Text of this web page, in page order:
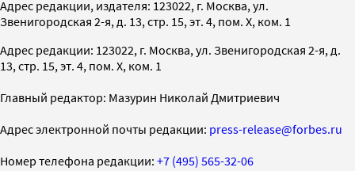
Адрес редакции, издателя: 123022, г. Москва, ул.
Звенигородская 2-я, д. 13, стр. 15, эт. 4, пом. X, ком. 1
Адрес редакции: 123022, г. Москва, ул. Звенигородская 2-я, д.
13, стр. 15, эт. 4, пом. X, ком. 1
Главный редактор: Мазурин Николай Дмитриевич
Адрес электронной почты редакции: press-release@forbes.ru
Номер телефона редакции: +7 (495) 565-32-06